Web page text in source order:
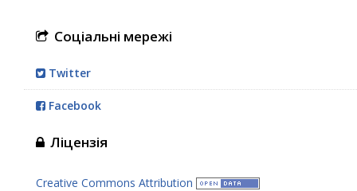
Соціальні мережі
Twitter
Facebook
Ліцензія
Creative Commons Attribution